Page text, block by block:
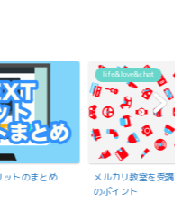
聞いたメルカリ出品
life&love&chat